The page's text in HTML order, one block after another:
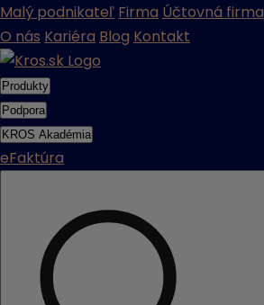
Malý podnikateľ Firma Účtovná firma
O nás Kariéra Blog Kontakt
Produkty
Podpora
KROS Akadémia
eFaktúra